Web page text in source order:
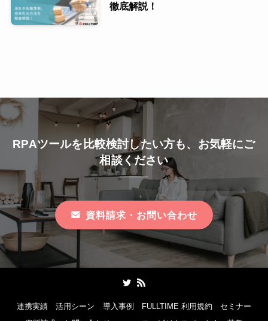
徹底解説！
RPAツールを比較検討したい方も、お気軽にご
相談ください
資料請求・お問い合わせ
連携実績 活用シーン 導入事例 FULLTIME 利用規約
セミナー